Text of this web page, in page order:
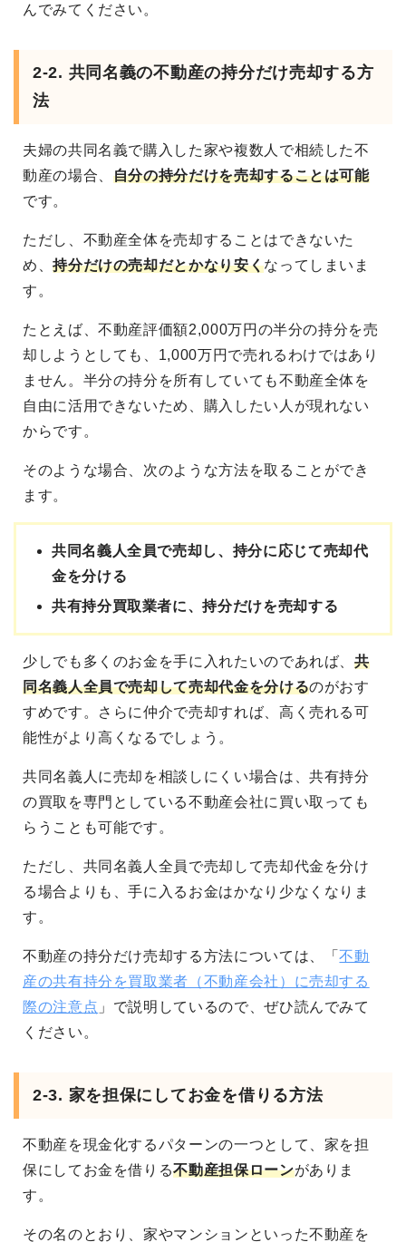
んでみてください。
2-2. 共同名義の不動産の持分だけ売却する方
法
夫婦の共同名義で購入した家や複数人で相続した不
動産の場合、 自分の持分だけを売却することは可能
です。
ただし、不動産全体を売却することはできないた
め、持分だけの売却だとかなり安くなってしまいま
す。
たとえば、不動産評価額2,000万円の半分の持分を売
却しようとしても、1,000万円で売れるわけではあり
ません。半分の持分を所有していても不動産全体を
自由に活用できないため、購入したい人が現れない
からです。
そのような場合、次のような方法を取ることができ
ます。
共同名義人全員で売却し、持分に応じて売却代
金を分ける
共有持分買取業者に、持分だけを売却する
少しでも多くのお金を手に入れたいのであれば、共
同名義人全員で売却して売却代金を分けるのがおす
すめです。さらに仲介で売却すれば、高く売れる可
能性がより高くなるでしょう。
共同名義人に売却を相談しにくい場合は、共有持分
の買取を専門としている不動産会社に買い取っても
らうことも可能です。
ただし、共同名義人全員で売却して売却代金を分け
る場合よりも、手に入るお金はかなり少なくなりま
す。
不動産の持分だけ売却する方法については、「不動
産の共有持分を買取業者（不動産会社）に売却する
際の注意点 」で説明しているので、ぜひ読んでみて
ください。
2-3. 家を担保にしてお金を借りる方法
不動産を現金化するパターンの一つとして、家を担
保にしてお金を借りる不動産担保ローンがありま
す。
その名のとおり、家やマンションといった不動産を